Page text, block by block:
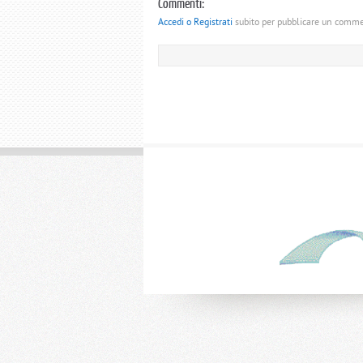
Accedi o Registratisubito per pubblicare un